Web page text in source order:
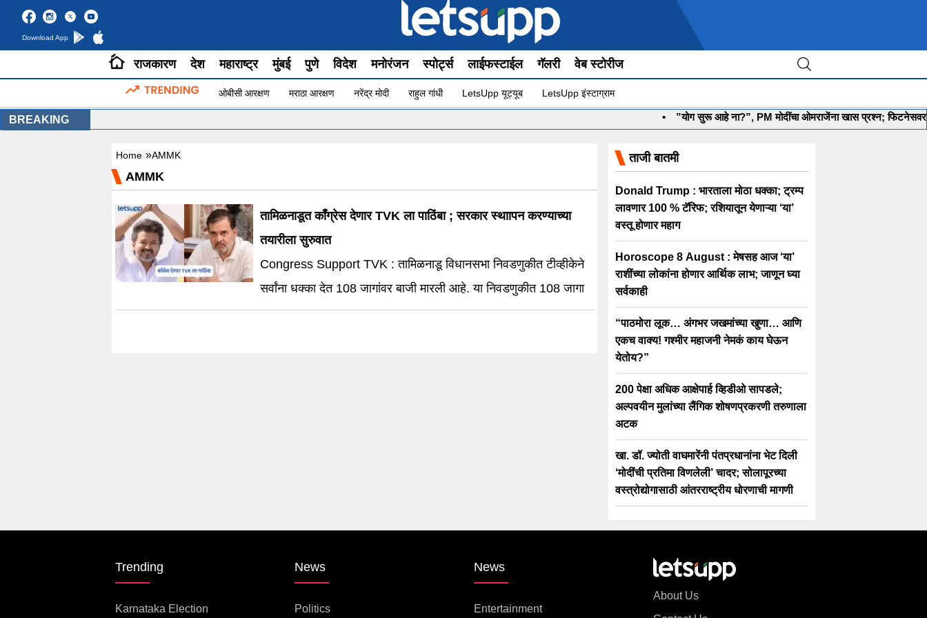
Download App
राजकारण देश महाराष्ट्र मुंबई पुणे विदेश मनोरंजन स्पोर्ट्स लाईफस्टाईल गॅलरी वेब स्टोरीज
ओबीसी आरक्षण मराठा आरक्षण नरेंद्र मोदी राहुल गांधी LetsUpp यूट्यूब LetsUpp इंस्टाग्राम
BREAKING ”योग सुरू आहे ना?”, PM मोदींचा ओमराजेंना खास प्रश्न; फिटनेसवर
Home »AMMK
AMMK
तामिळनाडूत काँग्रेस देणार TVK ला पाठिंबा ; सरकार स्थाापन करण्याच्या
तयारीला सुरुवात
Congress Support TVK : तामिळनाडू विधानसभा निवडणुकीत टीव्हीकेने
सर्वांना धक्का देत 108 जागांवर बाजी मारली आहे. या निवडणुकीत 108 जागा
ताजी बातमी
Donald Trump : भारताला मोठा धक्का; ट्रम्प
लावणार 100 % टॅरिफ; रशियातून येणाऱ्या ‘या’
वस्तू होणार महाग
Horoscope 8 August : मेषसह आज ‘या’
राशींच्या लोकांना होणार आर्थिक लाभ; जाणून घ्या
सर्वकाही
“पाठमोरा लूक… अंगभर जखमांच्या खुणा… आणि
एकच वाक्य! गश्मीर महाजनी नेमकं काय घेऊन
येतोय?”
200 पेक्षा अधिक आक्षेपार्ह व्हिडीओ सापडले;
अल्पवयीन मुलांच्या लैंगिक शोषणप्रकरणी तरुणाला
अटक
खा. डॉ. ज्योती वाघमारेंनी पंतप्रधानांना भेट दिली
‘मोदींची प्रतिमा विणलेली’ चादर; सोलापूरच्या
वस्त्रोद्योगासाठी आंतरराष्ट्रीय धोरणाची मागणी
Trending
Karnataka Election
News
Politics
News
Entertainment
About Us